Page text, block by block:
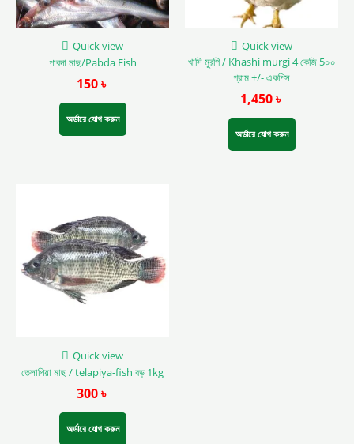
Quick view
পাবদা মাছ/Pabda Fish
150৳
অর্ডারে যোগ করুন
be
chosen
the
product
Quick view
খাসি মুরগি / Khashi murgi 4 কেজি 5০০
গ্রাম +/- একপিস
1,450৳
অর্ডারে যোগ করুন
Quick view
তেলাপিয়া মাছ / telapiya-fish বড় 1kg
300৳
অর্ডারে যোগ করুন